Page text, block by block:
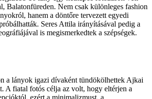
Balatonfüreden. Nem csak különleges fashion
hanem a döntőre tervezett egyedi
Seres Attila irányításával pedig a
is megismerkedtek a szépségek.
a lányok igazi dívaként tündökölhettek Ajkai
A fiatal fotós célja az volt, hogy eltérjen a
ezért a minimalizmust, a